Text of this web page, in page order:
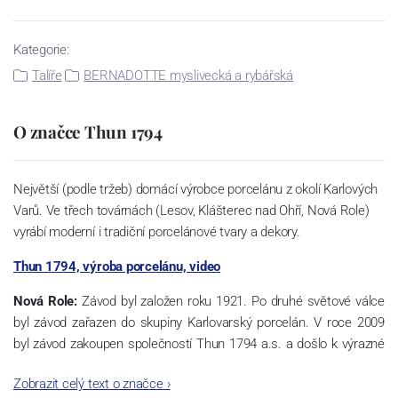
Kategorie:
Talíře
BERNADOTTE myslivecká a rybářská
O značce Thun 1794
Největší (podle tržeb) domácí výrobce porcelánu z okolí Karlových
Varů. Ve třech továrnách (Lesov, Klášterec nad Ohří, Nová Role)
vyrábí moderní i tradiční porcelánové tvary a dekory.
Thun 1794, výroba porcelánu, video
Nová Role: Závod byl založen roku 1921. Po druhé světové válce
byl závod zařazen do skupiny Karlovarský porcelán. V roce 2009
byl závod zakoupen společností Thun 1794 a.s. a došlo k výrazné
společnosti a v jejím areálu jsou umístěny i provoz servis a výroba
Zobrazit celý text o značce›